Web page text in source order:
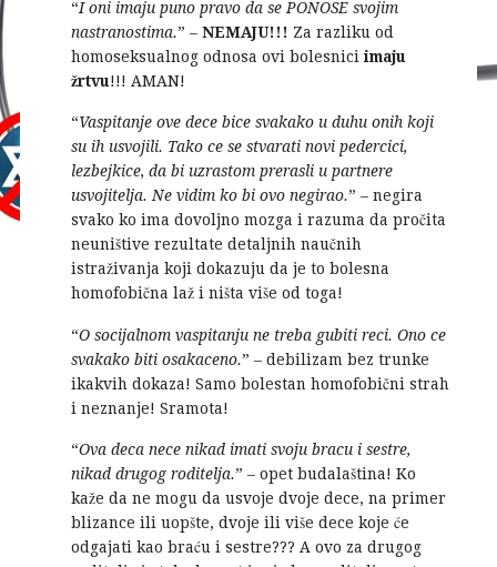
“I oni imaju puno pravo da se PONOSE svojim
nastranostima.” –NEMAJU!!! Za razliku od
homoseksualnog odnosa ovi bolesniciimaju
žrtvu!!! AMAN!
“Vaspitanje ove dece bice svakako u duhu onih koji
su ih usvojili. Tako ce se stvarati novi pedercici,
lezbejkice, da bi uzrastom prerasli u partnere
usvojitelja. Ne vidim ko bi ovo negirao.” – negira
svako ko ima dovoljno mozga i razuma da pročita
neuništive rezultate detaljnih naučnih
istraživanja koji dokazuju da je to bolesna
homofobična laž i ništa više od toga!
“O socijalnom vaspitanju ne treba gubiti reci. Ono ce
svakako biti osakaceno.” – debilizam bez trunke
ikakvih dokaza! Samo bolestan homofobični strah
i neznanje! Sramota!
“Ova deca nece nikad imati svoju bracu i sestre,
nikad drugog roditelja.” – opet budalaština! Ko
kaže da ne mogu da usvoje dvoje dece, na primer
blizance ili uopšte, dvoje ili više dece koje će
odgajati kao braću i sestre??? A ovo za drugog